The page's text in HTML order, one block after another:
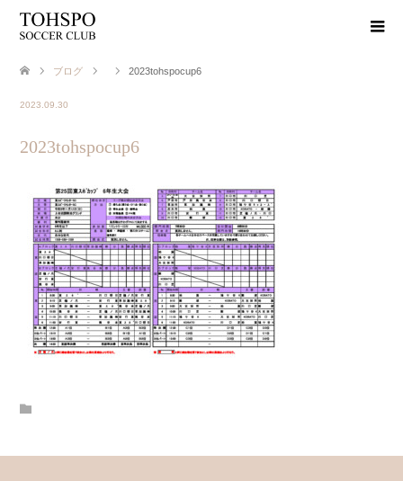
ブログ 2023tohspocup6
2023.09.30
2023tohspocup6